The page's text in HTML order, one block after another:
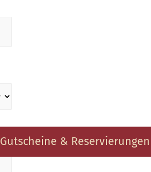
Gutscheine & Reservierungen